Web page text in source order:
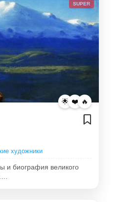
SUPER
🌟 ❤️ 🔥
художники
и биография великого